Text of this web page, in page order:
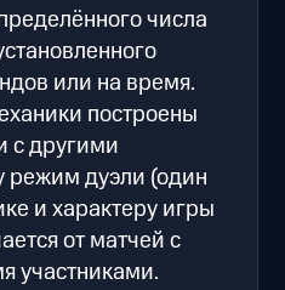
числа
или на время.
построены
с другими
режим дуэли (один
и характеру игры
от матчей с
участниками.